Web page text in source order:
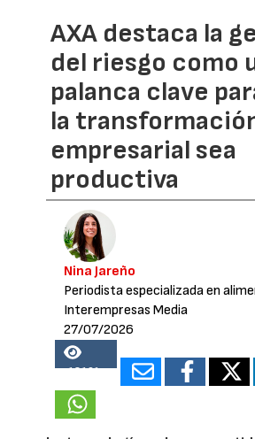
AXA destaca la
del riesgo como
palanca clave
la
empresarial sea
productiva
Nina Jareño
Periodista especializada en
Interempresas Media
27/07/2026
18161